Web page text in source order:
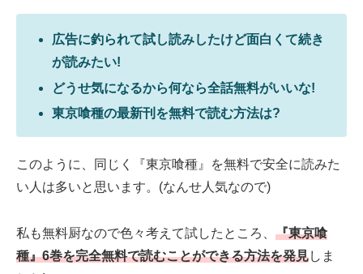
広告に釣られて試し読みしたけど面白くて続き
が読みたい!
どうせ気になるから何なら全話無料がいいな!
東京喰種の最新刊を無料で読む方法は?
このように、同じく『東京喰種』を無料で安全に読みた
い人は多いと思います。(なんせ人気なので)
私も無料厨なので色々考えて試したところ、 『東京喰
種』6巻を完全無料で読むことができる方法を発見しま